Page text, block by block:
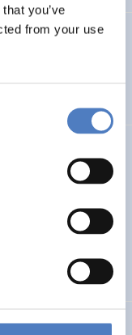
you’ve
from your use
Biowaste,